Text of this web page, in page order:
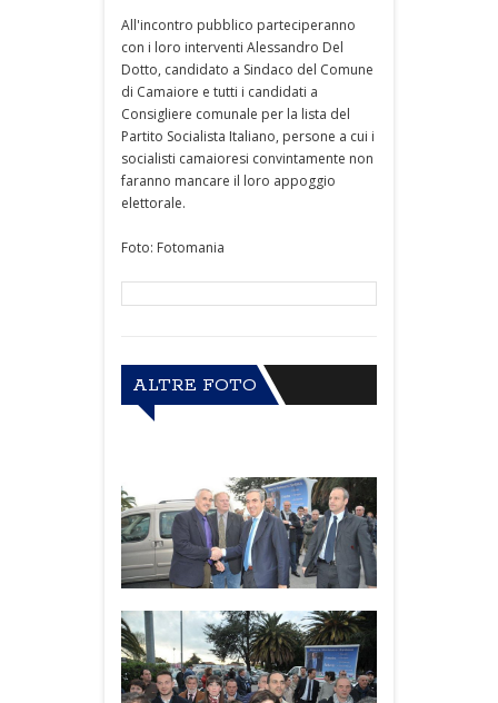
All'incontro pubblico parteciperanno
con i loro interventi Alessandro Del
Dotto, candidato a Sindaco del Comune
di Camaiore e tutti i candidati a
Consigliere comunale per la lista del
Partito Socialista Italiano, persone a cui i
socialisti camaioresi convintamente non
faranno mancare il loro appoggio
elettorale.
Foto: Fotomania
ALTRE FOTO